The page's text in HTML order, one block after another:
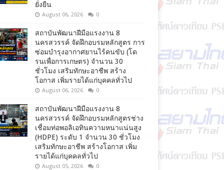
ยั่งยืน
August 06, 2026 0
สถาบันพัฒนาฝีมือแรงงาน 8
นครสวรรค์ จัดฝึกอบรมหลักสูตร การ
ซ่อมบำรุงอากาศยานไร้คนขับ (โด
รนเพื่อการเกษตร) จำนวน 30
ชั่วโมง เสริมทักษะอาชีพ สร้าง
โอกาส เพิ่มรายได้แก่บุคคลทั่วไป
August 06, 2026 0
สถาบันพัฒนาฝีมือแรงงาน 8
นครสวรรค์ จัดฝึกอบรมหลักสูตรช่าง
เชื่อมท่อพอลิเอทินความหนาแน่นสูง
(HDPE) ระดับ 1 จำนวน 30 ชั่วโมง
เสริมทักษะอาชีพ สร้างโอกาส เพิ่ม
รายได้แก่บุคคลทั่วไป
August 05, 2026 0